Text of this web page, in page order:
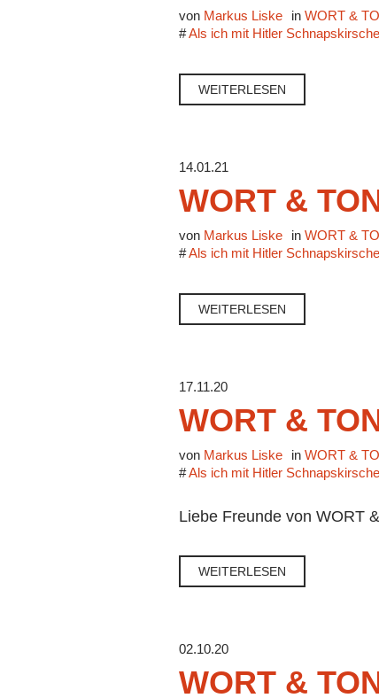
von Markus Liske in WORT &
#Als ich mit Hitler
WEITERLESEN
14.01.21
WORT &
von Markus Liske in WORT &
#Als ich mit Hitler
WEITERLESEN
17.11.20
WORT &
von Markus Liske in WORT &
#Als ich mit Hitler
Liebe Freunde von WORT
WEITERLESEN
02.10.20
WORT &